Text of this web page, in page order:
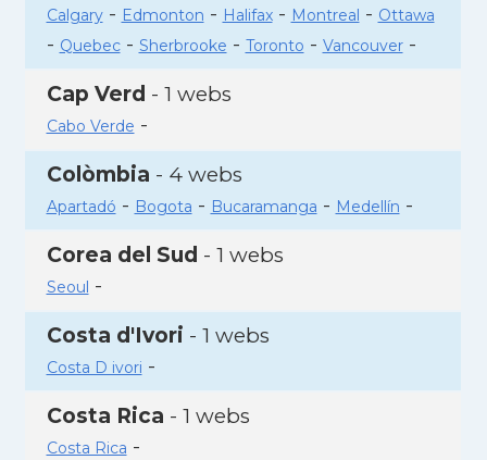
Calgary- Edmonton - Halifax- Montreal - Ottawa
- Quebec- Sherbrooke - Toronto - Vancouver-
Cap Verd - 1 webs
Cabo Verde -
Colòmbia - 4 webs
Apartadó - Bogota - Bucaramanga - Medellín -
Corea del Sud - 1 webs
Seoul -
Costa d'Ivori - 1 webs
Costa D ivori -
Costa Rica - 1 webs
Costa Rica -